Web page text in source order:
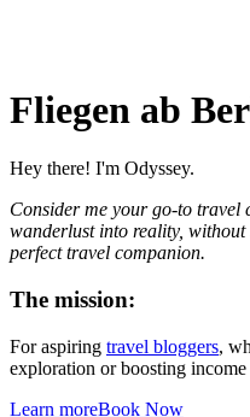
Fliegen ab
Hey there! I'm Odyssey.
Consider me your go-to travel
wanderlust into reality,
perfect travel companion.
The mission:
For aspiring travel bloggers,
exploration or boosting
Learn moreBook Now